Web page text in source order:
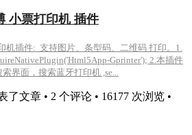
小票打印机 插件
机插件: 支持图片、条型码、二维码 打印。1.
Gprinter'); 2.本插件
界面，搜索蓝牙打印机 ,se...
了文章 • 2 个评论 • 16177 次浏览 •